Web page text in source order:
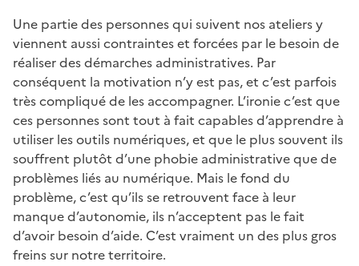
Une partie des personnes qui suivent nos ateliers y
viennent aussi contraintes et forcées par le besoin de
réaliser des démarches administratives. Par
conséquent la motivation n’y est pas, et c’est parfois
très compliqué de les accompagner. L’ironie c’est que
ces personnes sont tout à fait capables d’apprendre à
utiliser les outils numériques, et que le plus souvent ils
souffrent plutôt d’une phobie administrative que de
problèmes liés au numérique. Mais le fond du
problème, c’est qu’ils se retrouvent face à leur
manque d’autonomie, ils n’acceptent pas le fait
d’avoir besoin d’aide. C’est vraiment un des plus gros
freins sur notre territoire.